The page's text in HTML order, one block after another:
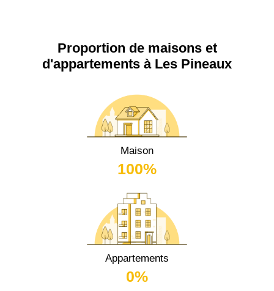
Proportion de maisons et
d'appartements à Les Pineaux
Maison
100%
Appartements
0%